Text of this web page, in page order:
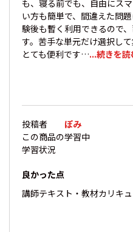
も、寝る前でも、自由にス
い方も簡単で、間違えた問
験後も暫く利用できるので
す。苦手な単元だけ選択し
とても便利です…...続きを読
投稿者
ぽみ
この商品の
学習状況
学習中
良かった点
講師テキスト・教材カリキ